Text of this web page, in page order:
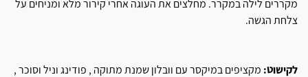
מקררים לילה במקרר. מחלצים את העוגה אחרי קירור מלא ומניחים על
צלחת הגשה.
לקישוט: מקציפים במיקסר עם וובלון שמנת מתוקה , פודינג וניל וסוכר ,